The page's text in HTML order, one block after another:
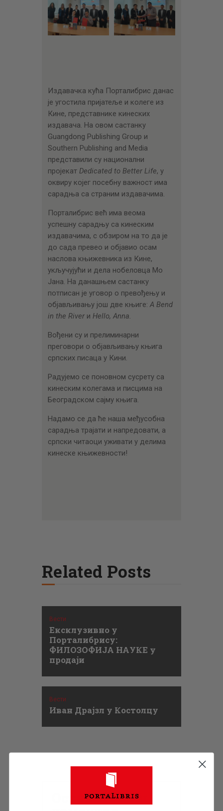
Издавачка кућа Порталибрис данас
је угостила пријатеље и колеге из
Кине, представнике кинеских
издавача. На овом састанку
Guangdong Publishing Group и
Southern Publishing and Media
представили су национални
пројекат Dedicated to Better Life, у
оквиру којег посебну важност има
сарадња са страним издавачима.
Порталибрис већ има веома
успешну сарадњу са кинеским
издавачима, с обзиром на то да је
до сада превео и објавио осам
наслова књижевника из Кине,
укључујући и дела нобеловца Мо
Јана. На данашњем састанку
потписан је уговор о превођењу и
објављивању још две књиге: A Bend
in the Riverи Hello, Anna.
Вођени су и прелиминарни
преговори о објављивању књига
српских писаца у Кини.
Радујемо се поновном сусрету са
кинеским колегама и писцима на
Београдском сајму књига.
Надамо се да ће наша међусобна
сарадња трајати и напредовати, а
српски читаоци уживати у делима
кинеске књижевности!
Related Posts
Вести
Ексклузивно у
Порталибрису:
ФИЛОЗОФИЈА НАУКЕ у
продаји
Вести
Иван Драјзл у Костолцу
Оставите ваш